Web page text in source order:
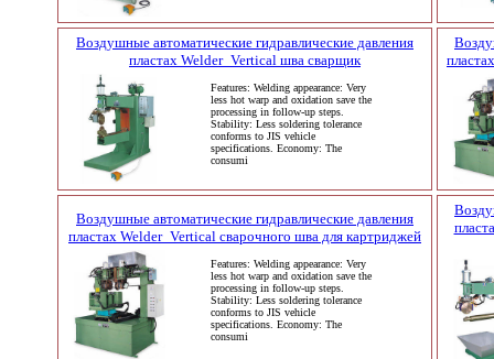
Воздушные автоматические гидравлические давления
пластах Welder_Vertical шва сварщик
Features: Welding appearance: Very
less hot warp and oxidation save the
processing in follow-up steps.
Stability: Less soldering tolerance
conforms to JIS vehicle
specifications. Economy: The
consumi
Воздушные автоматические гидравлические давления
пластах Welder_Vertical сварочного шва для картриджей
Features: Welding appearance: Very
less hot warp and oxidation save the
processing in follow-up steps.
Stability: Less soldering tolerance
conforms to JIS vehicle
specifications. Economy: The
consumi